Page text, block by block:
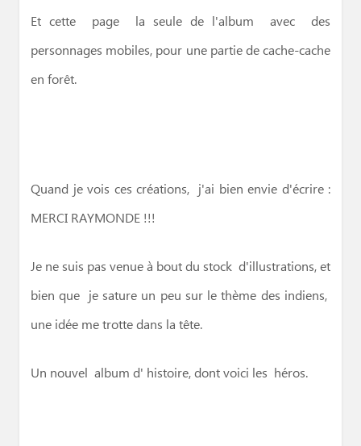
Et cette page la seule de l'album avec des
personnages mobiles, pour une partie de cache-cache
en forêt.
Quand je vois ces créations, j'ai bien envie d'écrire :
MERCI RAYMONDE !!!
Je ne suis pas venue à bout du stock d'illustrations, et
bien que je sature un peu sur le thème des indiens,
une idée me trotte dans la tête.
Un nouvel album d' histoire, dont voici les héros.